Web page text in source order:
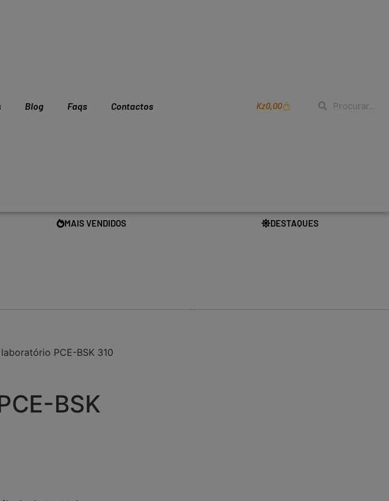
Blog Faqs Contactos Kz0,00
MAIS VENDIDOS DESTAQUES
PCE-BSK 310
BSK